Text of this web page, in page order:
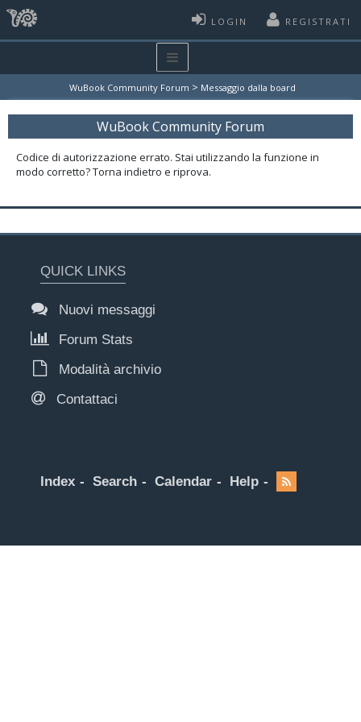
LOGIN REGISTRATI
WuBook Community Forum > Messaggio dalla board
WuBook Community Forum
Codice di autorizzazione errato. Stai utilizzando la funzione in
modo corretto? Torna indietro e riprova.
QUICK LINKS
Nuovi messaggi
Forum Stats
Modalità archivio
Contattaci
Index Search Calendar Help